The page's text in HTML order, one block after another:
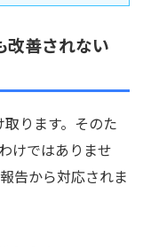
改善されない
ります。そのた
けではありませ
告から対応されま